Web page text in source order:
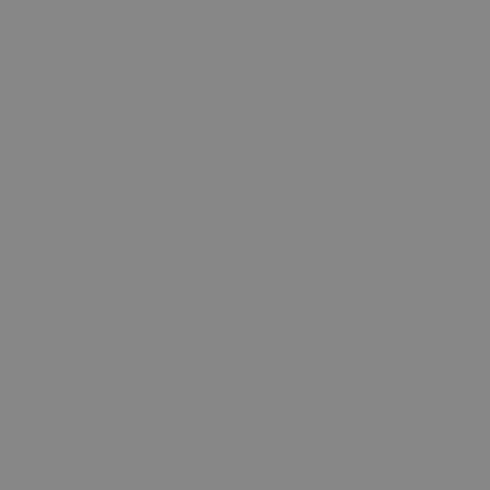
entre humanos
esta cookie para
de
que el banner
fines de
sobre
rendimiento del
específicos.
origen, no se
el estado
esta
del sitio
lleva a cabo
el sitio web y
visto antes de
de
de
de usuario, pero